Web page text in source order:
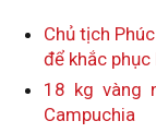
Chủ tịch
để khắc phục
18 kg vàng
Campuchia